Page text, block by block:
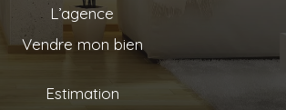
L’agence
Vendre mon bien
Estimation